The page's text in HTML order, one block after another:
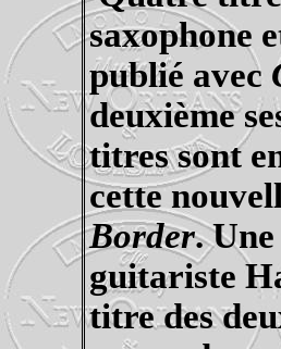
saxophone
publié avec
deuxième
titres sont
cette
Border.
guitariste
titre des